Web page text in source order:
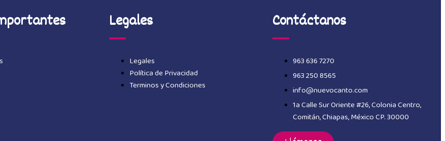
Legales
Legales
Política de Privacidad
Terminos y Condiciones
Contáctanos
963 636 7270
963 250 8565
info@nuevocanto.com
1a Calle Sur Oriente #26, Colonia Centro,
Comitán, Chiapas, México CP. 30000